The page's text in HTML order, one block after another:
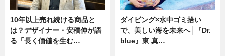
10年以上売れ続ける商品と
は？デザイナー・安積伸が語
る「長く価値を生む…
ダイビング×水中ゴミ拾い
で、美しい海を未来へ│『Dr.
blue』東 真…